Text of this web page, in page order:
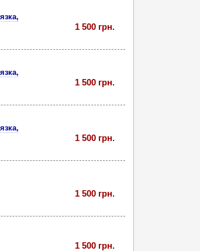
1 500 грн.
1 500 грн.
1 500 грн.
1 500 грн.
1 500 грн.